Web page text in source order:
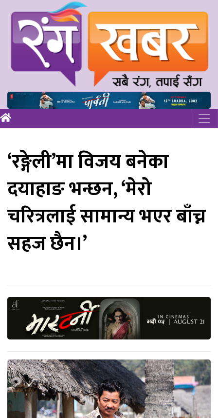
‘रङ्गेली’मा विजय बनेका
दयाहाङ भन्छन, ‘मेरो
चरित्रलाई सामान्य भएर बाँच्न
सहज छैन।’